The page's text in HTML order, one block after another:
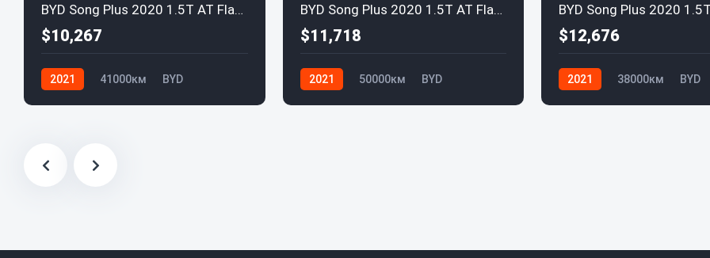
BYD Song Plus 2020 1.5T AT Flagship Plus
$10,267
2021 41000км BYD
BYD Song Plus 2020 1.5T AT Flagship
$11,718
2021 50000км BYD
$12,676
2021 38000км BYD